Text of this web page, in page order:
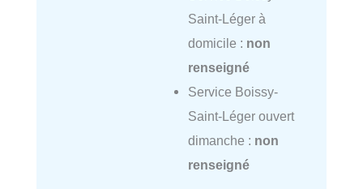
Saint-Léger à
domicile : non
renseigné
Service Boissy-
Saint-Léger ouvert
dimanche : non
renseigné